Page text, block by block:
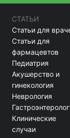
СТАТЬИ
Статьи для
Статьи для
фармацевтов
Педиатрия
Акушерство и
гинекология
Неврология
Клинические
случаи